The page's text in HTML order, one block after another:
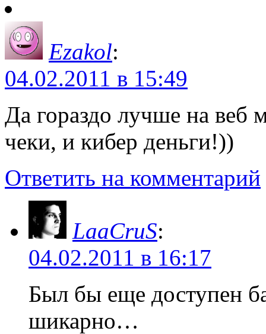
Ezakol:
04.02.2011 в 15:49
Да гораздо лучше на веб
чеки, и кибер деньги!))
Ответить на комментарий
LaaCruS:
04.02.2011 в 16:17
Был бы еще доступен
шикарно…